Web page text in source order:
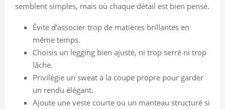
semblent simples, mais où chaque détail est bien pensé.
Évite d’associer trop de matières brillantes en
même temps.
Choisis un legging bien ajusté, ni trop serré ni trop
lâche.
Privilégie un sweat à la coupe propre pour garder
un rendu élégant.
Ajoute une veste courte ou un manteau structuré si